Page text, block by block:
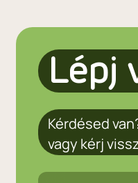
Lépj
Kérdésed
vagy kérj